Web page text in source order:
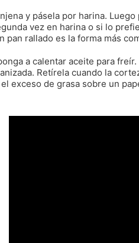
y pásela por harina.
vez en harina o si lo
pan rallado es la forma más
a calentar aceite para
Retírela cuando la
exceso de grasa sobre un